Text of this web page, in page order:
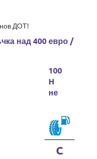
ДОТ!
над 400 евро /
100
H
не
C